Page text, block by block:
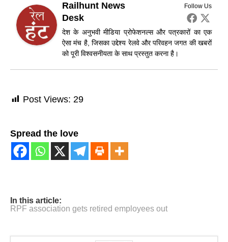
Follow Us
Railhunt News
Desk
देश के अनुभवी मीडिया प्रोफेशनल्स और पत्रकारों का एक
ऐसा मंच है, जिसका उद्देश्य रेलवे और परिवहन जगत की खबरों
को पूरी विश्वसनीयता के साथ प्रस्तुत करना है।
Post Views: 29
Spread the love
In this article:
RPF association gets retired employees out